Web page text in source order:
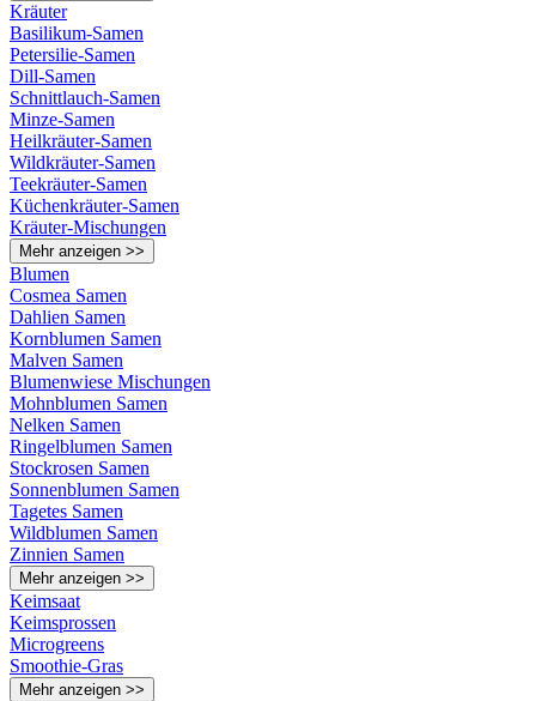
Kräuter
Basilikum-Samen
Petersilie-Samen
Dill-Samen
Schnittlauch-Samen
Minze-Samen
Heilkräuter-Samen
Wildkräuter-Samen
Teekräuter-Samen
Küchenkräuter-Samen
Kräuter-Mischungen
Mehr anzeigen >>
Blumen
Cosmea Samen
Dahlien Samen
Kornblumen Samen
Malven Samen
Blumenwiese Mischungen
Mohnblumen Samen
Nelken Samen
Ringelblumen Samen
Stockrosen Samen
Sonnenblumen Samen
Tagetes Samen
Wildblumen Samen
Zinnien Samen
Mehr anzeigen >>
Keimsaat
Keimsprossen
Microgreens
Smoothie-Gras
Mehr anzeigen >>